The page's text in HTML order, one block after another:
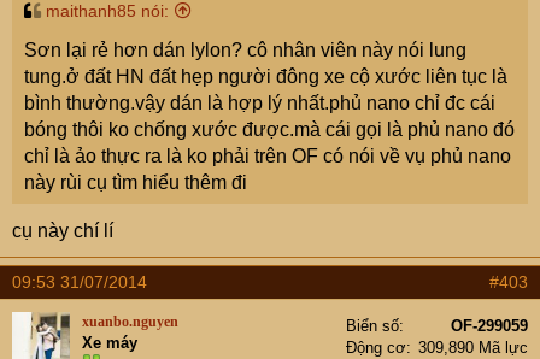
maithanh85 nói:
Sơn lại rẻ hơn dán lylon? cô nhân viên này nói lung
tung.ở đất HN đất hẹp người đông xe cộ xước liên tục là
bình thường.vậy dán là hợp lý nhất.phủ nano chỉ đc cái
bóng thôi ko chống xước được.mà cái gọi là phủ nano đó
chỉ là ảo thực ra là ko phải trên OF có nói về vụ phủ nano
này rùi cụ tìm hiểu thêm đi
cụ này chí lí
09:53 31/07/2014 #403
xuanbo.nguyen
Xe máy
Biển số
OF-299059
Động cơ
309,890 Mã lực